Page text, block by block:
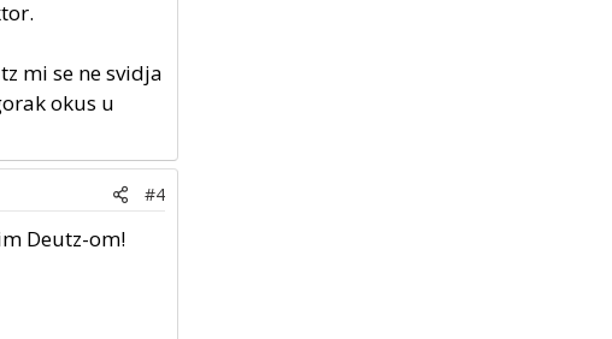
mi se ne svidja
okus u
#4
Deutz-om!